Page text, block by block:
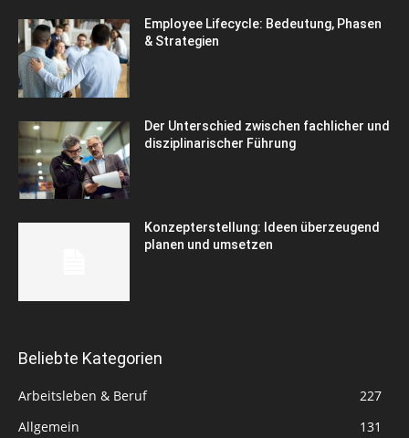
Employee Lifecycle: Bedeutung, Phasen
& Strategien
Der Unterschied zwischen fachlicher und
disziplinarischer Führung
Konzepterstellung: Ideen überzeugend
planen und umsetzen
Beliebte Kategorien
Arbeitsleben & Beruf
227
Allgemein
131